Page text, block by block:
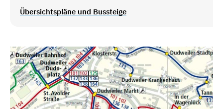
Übersichtspläne und Bussteige